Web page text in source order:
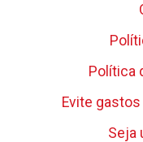
Política
Evite
Seja